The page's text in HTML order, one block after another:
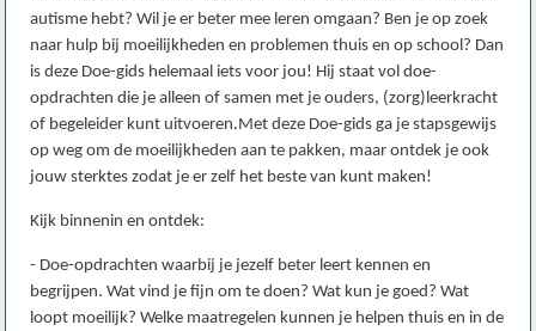
autisme hebt? Wil je er beter mee leren omgaan? Ben je op zoek
naar hulp bij moeilijkheden en problemen thuis en op school? Dan
is deze Doe-gids helemaal iets voor jou! Hij staat vol doe-
opdrachten die je alleen of samen met je ouders, (zorg)leerkracht
of begeleider kunt uitvoeren.Met deze Doe-gids ga je stapsgewijs
op weg om de moeilijkheden aan te pakken, maar ontdek je ook
jouw sterktes zodat je er zelf het beste van kunt maken!
Kijk binnenin en ontdek:
- Doe-opdrachten waarbij je jezelf beter leert kennen en
begrijpen. Wat vind je fijn om te doen? Wat kun je goed? Wat
loopt moeilijk? Welke maatregelen kunnen je helpen thuis en in de